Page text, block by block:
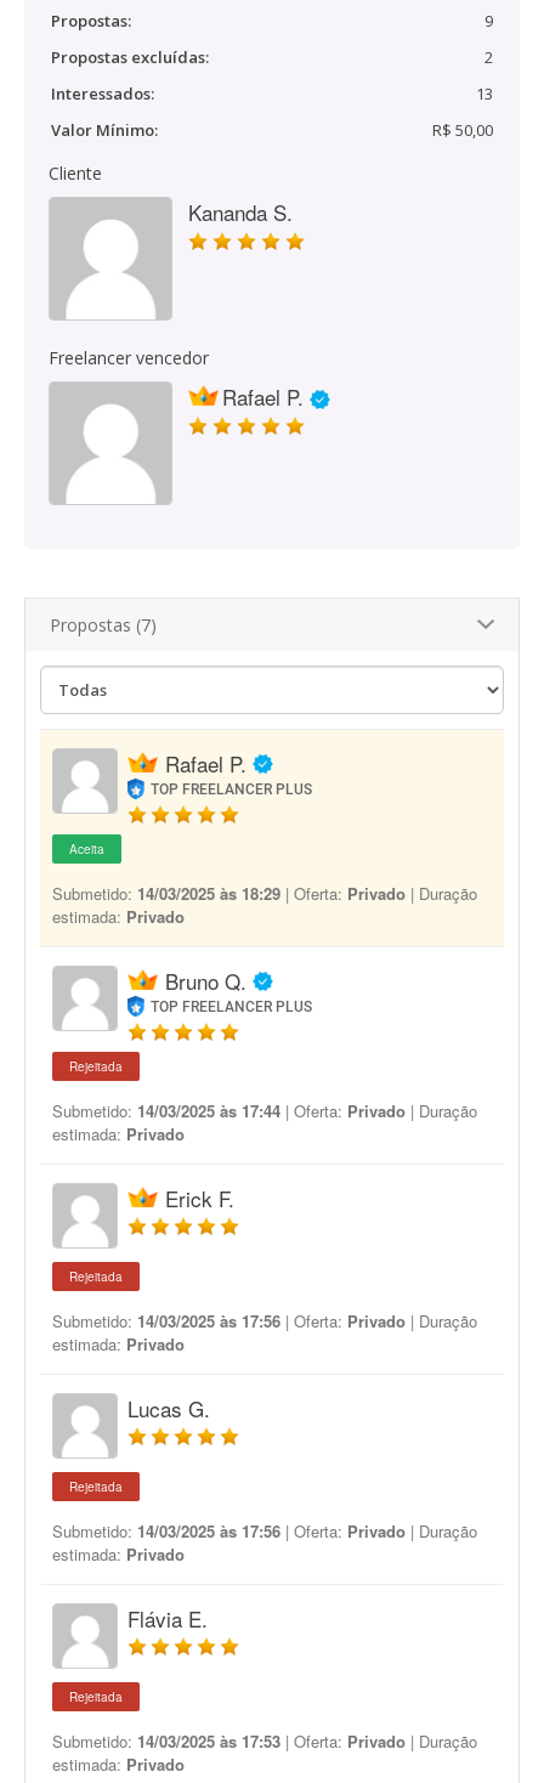
Propostas:
9
Propostas excluídas:
2
Interessados:
13
Valor Mínimo:
R$ 50,00
Cliente
Kananda S.
Freelancer vencedor
Rafael P.
Propostas (7)
Rafael P.
TOP FREELANCER PLUS
Aceita
Submetido: 14/03/2025 às 18:29 | Oferta: Privado | Duração
estimada: Privado
Bruno Q.
TOP FREELANCER PLUS
Rejeitada
Submetido: 14/03/2025 às 17:44 | Oferta: Privado | Duração
estimada: Privado
Erick F.
Rejeitada
Submetido: 14/03/2025 às 17:56 | Oferta: Privado | Duração
estimada: Privado
Lucas G.
Rejeitada
Submetido: 14/03/2025 às 17:56 | Oferta: Privado | Duração
estimada: Privado
Flávia E.
Rejeitada
Submetido: 14/03/2025 às 17:53 | Oferta: Privado | Duração
estimada: Privado